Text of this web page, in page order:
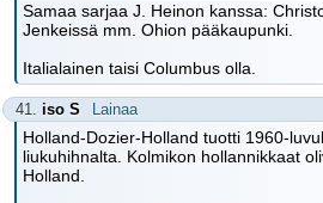
Samaa sarjaa J. Heinon kanssa:
Jenkeissä mm. Ohion pääkaupunki.
Italialainen taisi Columbus olla.
41. iso S Lainaa
Holland-Dozier-Holland tuotti 1960-
liukuhihnalta. Kolmikon hollannikkaat
Holland.